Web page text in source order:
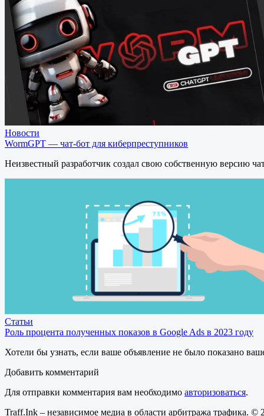
Новости
WormGPT — чат-бот для киберпреступников
Неизвестный разработчик создал свою собственную версию
Статьи
Роль процента полученных показов в Google Ads в 2023 году
Хотели бы узнать, если ваше объявление не было показано
Добавить комментарий
Для отправки комментария вам необходимо авторизоваться.
Traff.Ink – независимое медиа в области арбитража трафика.